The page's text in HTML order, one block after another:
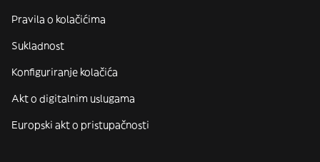
Pravila o kolačićima
Sukladnost
Konfiguriranje kolačića
Akt o digitalnim uslugama
Europski akt o pristupačnosti